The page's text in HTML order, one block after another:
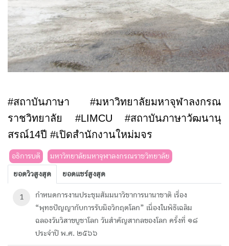
#สถาบันภาษา #มหาวิทยาลัยมหาจุฬาลงกรณ
ราชวิทยาลัย #LIMCU #สถาบันภาษาวัฒนานุ
สรณ์14ปี #เปิดสำนักงานใหม่มจร
อธิการบดี มหาวิทยาลัยมหาจุฬาลงกรณราชวิทยาลัย
ยอดวิวสูงสุด ยอดแชร์สูงสุด
1
กำหนดการงานประชุมสัมมนาวิชาการนานาชาติ เรื่อง
“พุทธปัญญากับการรับมือวิกฤตโลก” เนื่องในพิธีเฉลิม
ฉลองวันวิสาขบูชาโลก วันสำคัญสากลของโลก ครั้งที่ ๑๘
ประจำปี พ.ศ. ๒๕๖๖